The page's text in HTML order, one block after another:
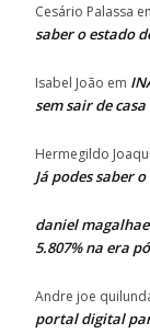
Cesário Palassa
saber o estado
Isabel João em
sem sair de casa
Hermegildo
Já podes saber
daniel
5.807% na era
Andre joe
portal digital